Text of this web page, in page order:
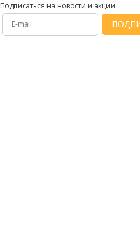
Подписаться на новости и акции